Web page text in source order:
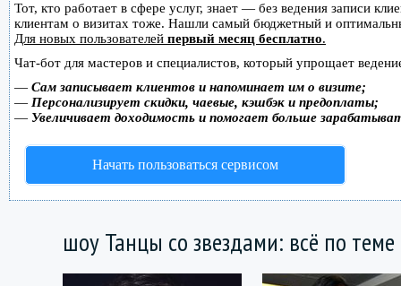
Тот, кто работает в сфере услуг, знает — без ведения записи
клиентам о визитах тоже. Нашли самый бюджетный и
Для новых пользователей первый месяц бесплатно.
Чат-бот для мастеров и специалистов, который упрощает
— Сам записывает клиентов и напоминает им о визите;
— Персонализирует скидки, чаевые, кэшбэк и предоплаты;
— Увеличивает доходимость и помогает больше
Начать пользоваться сервисом
шоу Танцы со звездами: всё по теме